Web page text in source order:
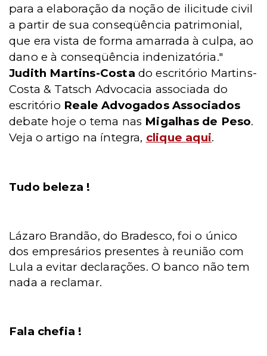
para a elaboração da noção de ilicitude civil
a partir de sua conseqüência patrimonial,
que era vista de forma amarrada à culpa, ao
dano e à conseqüência indenizatória."
Judith Martins-Costa do escritório Martins-
Costa & Tatsch Advocacia associada do
escritório Reale Advogados Associados
debate hoje o tema nas Migalhas de Peso.
Veja o artigo na íntegra, clique aqui.
Tudo beleza !
Lázaro Brandão, do Bradesco, foi o único
dos empresários presentes à reunião com
Lula a evitar declarações. O banco não tem
nada a reclamar.
Fala chefia !